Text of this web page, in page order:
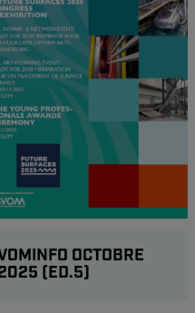
OCTOBRE
(ED.5)